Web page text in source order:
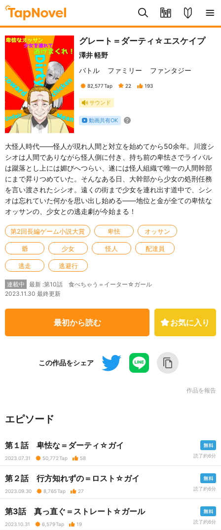
グレート＝ダーティ☆エスケイプ
澤井 軽野
バトル
ファミリー ファンタジー
82,577Tap 22 193
サウンド
動画共有OK
大怪人時代――怪人が現れ人間と対立を始めてから50余年。川渡シ
シオは人間でありながら怪人側に付き、持ち前の卑怯さでライバル
は蹴落とし上には媚びへつらい、遂には怪人組織で唯一の人間幹部
にまで昇りつめていた。そんなある日、大幹部から少女の処刑任務
を言い渡されたシシオ。遠くの街まで少女を連れ出す道中で、シシ
オは忘れていた何かを思い出し始める――地位と金が全ての卑怯な
オッサンの、少女との逃走劇が今始まる！
第2回長編ゲーム小説大賞 卑怯 オッサン
爺 少女 怪人 配達員
逃走 逃避行
連載中
最新 :第10話 食べちゃう＝イーター☆ガール
2023.11.30 最終更新
最初から読む お気に入り
この作品をシェア
作品を報告
エピソード
第１話 卑怯な＝ダーティ☆ガイ
2023.07.31 50,772Tap 58 読了約6分
第２話 行方知れずの＝ロスト☆ガイ
2023.09.30 8,765Tap 27 読了約6分
第3話 真っ直ぐ＝ストレート☆ガール
2023.10.31 6,579Tap 19 読了約6分